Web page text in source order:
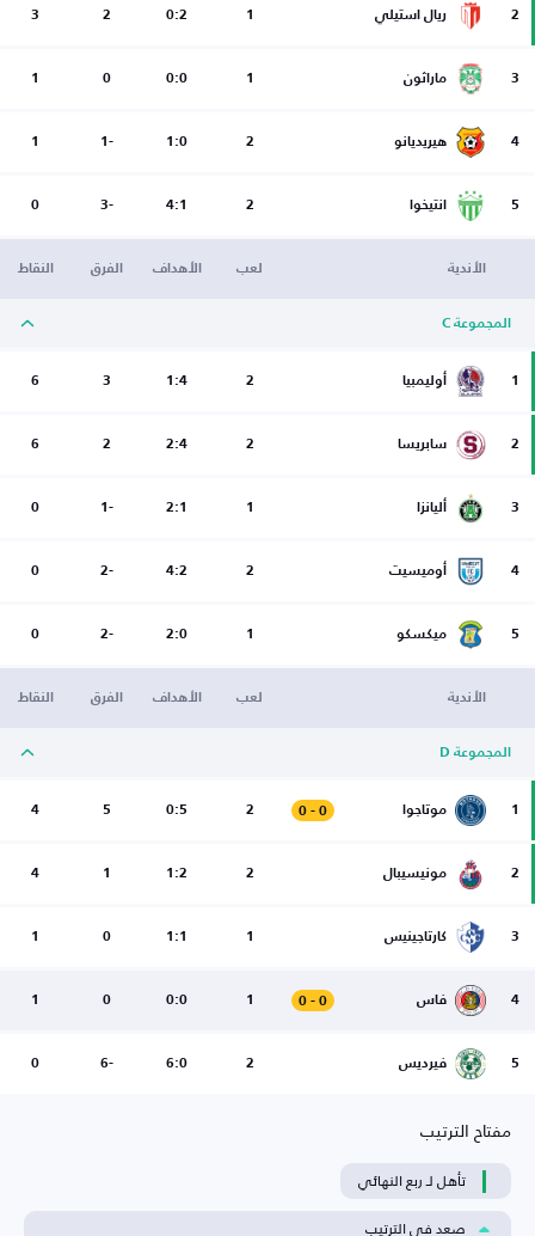
2 ريال استيلي 1
0:2
2
3
3 ماراثون 1
0:0
0
1
4 هيريديانو 2
1:0
-1
1
5 انتيخوا 2
4:1
-3
0
الأندية لعب الأهداف الفرق النقاط
المجموعة C
1 أوليمبيا 2
1:4
3
6
2 سابريسا 2
2:4
2
6
3 أليانزا 1
2:1
-1
0
4 أوميسيت 2
4:2
-2
0
5 ميكسكو 1
2:0
-2
0
الأندية لعب الأهداف الفرق النقاط
المجموعة D
1 موتاجوا 0
-
0
2
0:5
5
4
2 مونيسيبال 2
1:2
1
4
3 كارتاجينيس 1
1:1
0
1
4 فاس 0
-
0
1
0:0
0
1
5 فيرديس 2
6:0
-6
0
مفتاح الترتيب
تأهل لـ ربع النهائي
صعد في الترتيب